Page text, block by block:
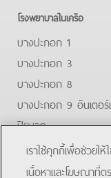
โรงพยาบาลในเครือ
บางปะกอก 1
บางปะกอก 3
บางปะกอก 8
บางปะกอก 9 อินเตอร์
ปิยะเวท
บางปะกอก-รังสิต 2
บางปะกอกสมุทรปราก
เราใช้คุกกี้เพื่อช่วยใ
เนื้อหาและโฆษณาที่